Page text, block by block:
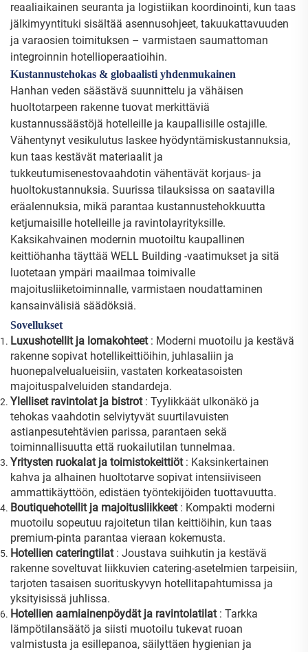
reaaliaikainen seuranta ja logistiikan koordinointi, kun taas
jälkimyyntituki sisältää asennusohjeet, takuukattavuuden
ja varaosien toimituksen – varmistaen saumattoman
integroinnin hotellioperaatioihin.
Kustannustehokas & globaalisti yhdenmukainen
Hanhan veden säästävä suunnittelu ja vähäisen
huoltotarpeen rakenne tuovat merkittäviä
kustannussäästöjä hotelleille ja kaupallisille ostajille.
Vähentynyt vesikulutus laskee hyödyntämiskustannuksia,
kun taas kestävät materiaalit ja
tukkeutumisenestovaahdotin vähentävät korjaus- ja
huoltokustannuksia. Suurissa tilauksissa on saatavilla
eräalennuksia, mikä parantaa kustannustehokkuutta
ketjumaisille hotelleille ja ravintolayrityksille.
Kaksikahvainen modernin muotoiltu kaupallinen
keittiöhanha täyttää WELL Building -vaatimukset ja sitä
luotetaan ympäri maailmaa toimivalle
majoitusliiketoiminnalle, varmistaen noudattaminen
kansainvälisiä säädöksiä.
Sovellukset
Luxushotellit ja lomakohteet : Moderni muotoilu ja kestävä
rakenne sopivat hotellikeittiöihin, juhlasaliin ja
huonepalvelualueisiin, vastaten korkeatasoisten
majoituspalveluiden standardeja.
Ylelliset ravintolat ja bistrot : Tyylikkäät ulkonäkö ja
tehokas vaahdotin selviytyvät suurtilavuisten
astianpesutehtävien parissa, parantaen sekä
toiminnallisuutta että ruokailutilan tunnelmaa.
Yritysten ruokalat ja toimistokeittiöt : Kaksinkertainen
kahva ja alhainen huoltotarve sopivat intensiiviseen
ammattikäyttöön, edistäen työntekijöiden tuottavuutta.
Boutiquehotellit ja majoitusliikkeet : Kompakti moderni
muotoilu sopeutuu rajoitetun tilan keittiöihin, kun taas
premium-pinta parantaa vieraan kokemusta.
Hotellien cateringtilat : Joustava suihkutin ja kestävä
rakenne soveltuvat liikkuvien catering-asetelmien tarpeisiin,
tarjoten tasaisen suorituskyvyn hotellitapahtumissa ja
yksityisissä juhlissa.
Hotellien aamiainenpöydät ja ravintolatilat : Tarkka
lämpötilansäätö ja siisti muotoilu tukevat ruoan
valmistusta ja esillepanoa, säilyttäen hygienian ja